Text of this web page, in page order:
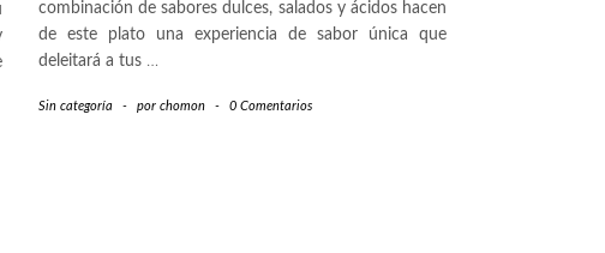
combinación de sabores dulces, salados y ácidos hacen
de este plato una experiencia de sabor única que
deleitará a tus …
Sin categoría - por chomon - 0 Comentarios